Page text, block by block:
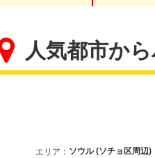
人気都市か
エリア： ソウル (ソチョ区周辺)